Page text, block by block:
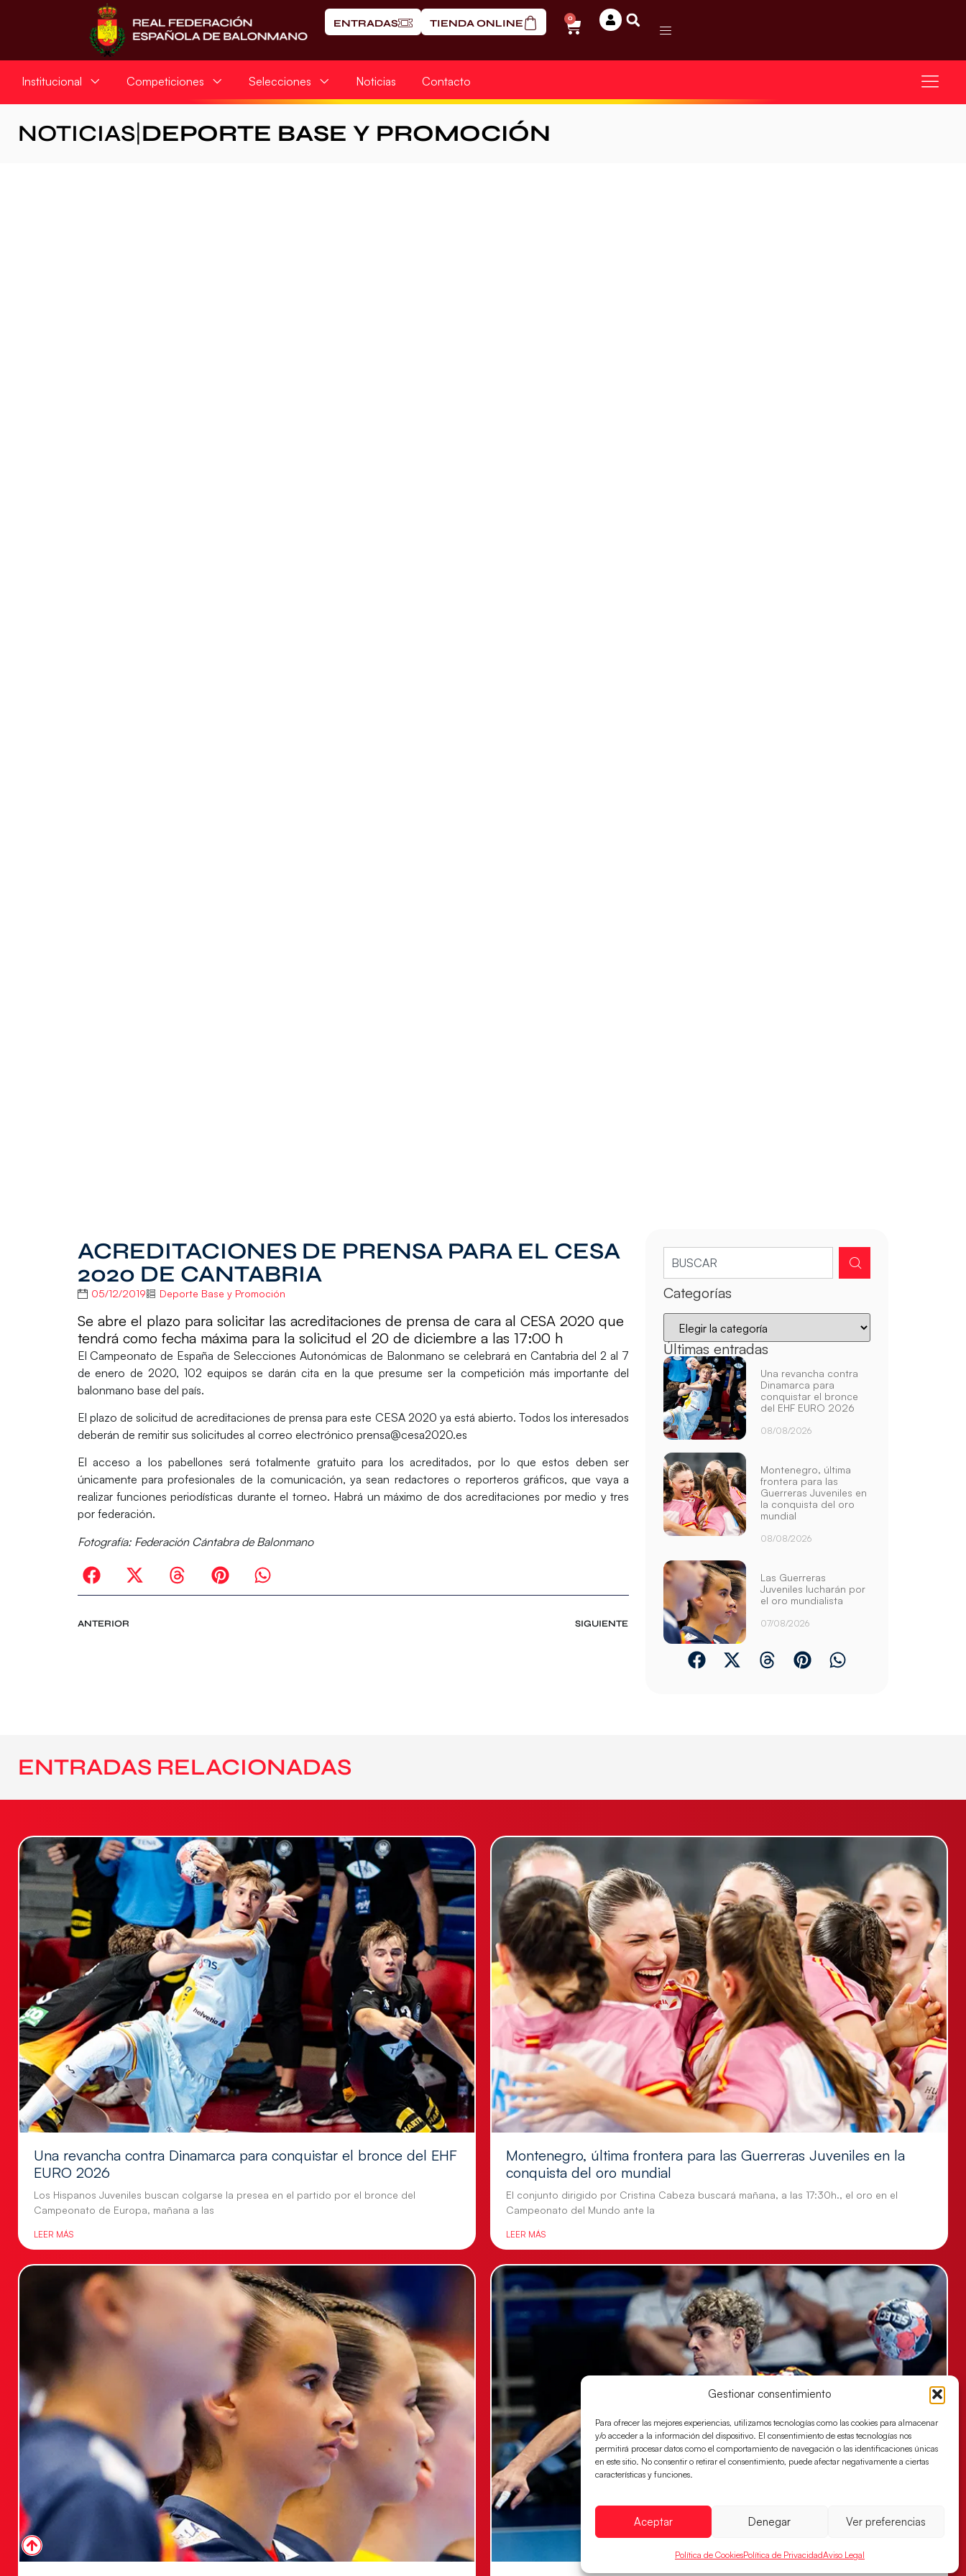
Gestionar consentimiento
Para ofrecer las mejores experiencias, utilizamos tecnologías como las cookies para almacenar
y/o acceder a la información del dispositivo. El consentimiento de estas tecnologías nos
permitirá procesar datos como el comportamiento de navegación o las identificaciones únicas
en este sitio. No consentir o retirar el consentimiento, puede afectar negativamente a ciertas
características y funciones.
Aceptar Denegar Ver preferencias
Política de CookiesPolítica de PrivacidadAviso Legal
ENTRADAS TIENDA ONLINE 0
Institucional Competiciones Selecciones Noticias Contacto
NOTICIAS DEPORTE BASE Y PROMOCIÓN
ACREDITACIONES DE PRENSA PARA EL CESA
2020 DE CANTABRIA
05/12/2019 Deporte Base y Promoción
Se abre el plazo para solicitar las acreditaciones de prensa de cara al CESA 2020 que
tendrá como fecha máxima para la solicitud el 20 de diciembre a las 17:00 h
ElCampeonato de España de Selecciones Autonómicas de Balonmano se celebrará en Cantabria del 2 al 7
de enero de 2020, 102 equipos se darán cita en la que presume ser la competición más importante del
balonmano base del país.
El plazo de solicitud de acreditaciones de prensa para este CESA 2020 ya está abierto. Todos los interesados
deberán de remitir sus solicitudes al correo electrónico prensa@cesa2020.es
El acceso a los pabellones será totalmente gratuito para los acreditados, por lo que estos deben ser
únicamente paraprofesionales de la comunicación, ya sean redactores o reporteros gráficos, que vaya a
realizar funciones periodísticas durante el torneo. Habrá un máximo de dos acreditaciones por medio y tres
por federación.
Fotografía: Federación Cántabra de Balonmano
ANTERIOR SIGUIENTE
Categorías
Últimas entradas
Una revancha contra
Dinamarca para
conquistar el bronce
del EHF EURO 2026
08/08/2026
Montenegro, última
frontera para las
Guerreras Juveniles en
la conquista del oro
mundial
08/08/2026
Las Guerreras
Juveniles lucharán por
el oro mundialista
07/08/2026
ENTRADAS RELACIONADAS
Una revancha contra Dinamarca para conquistar el bronce del EHF
EURO 2026
Los Hispanos Juveniles buscan colgarse la presea en el partido por el bronce del
Campeonato de Europa, mañana a las
LEER MÁS
Montenegro, última frontera para las Guerreras Juveniles en la
conquista del oro mundial
El conjunto dirigido por Cristina Cabeza buscará mañana, a las 17:30h., el oro en el
Campeonato del Mundo ante la
LEER MÁS